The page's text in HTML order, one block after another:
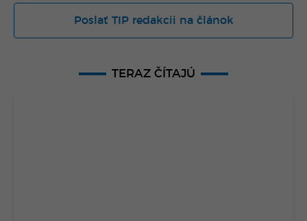
Poslať TIP redakcii na článok
TERAZ ČÍTAJÚ